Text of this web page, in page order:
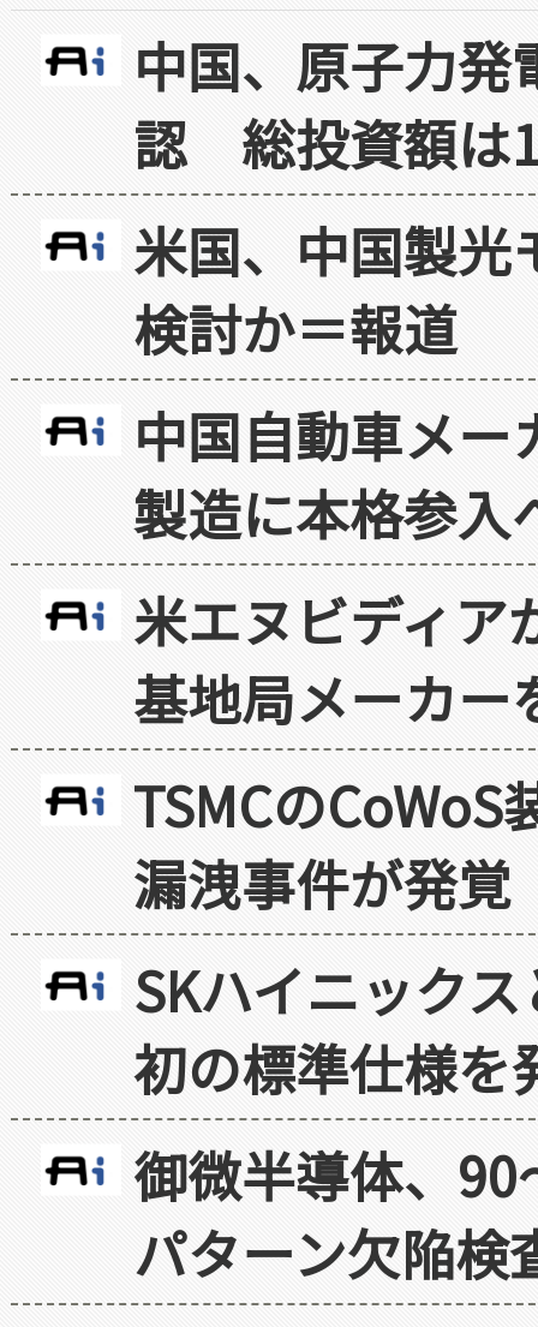
中国、原子力
認 総投資額は
米国、中国製光
検討か＝報道
中国自動車メ
製造に本格参入
米エヌビディア
基地局メーカー
TSMCの
漏洩事件が発覚
SKハイニック
初の標準仕様を
御微半導体、
パターン欠陥検